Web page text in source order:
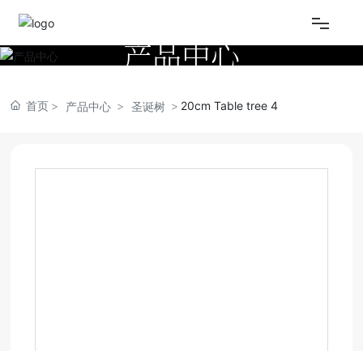
网站首页
产品中心
产品中心
首页 产品中心 圣诞树 20cm Table tree 4